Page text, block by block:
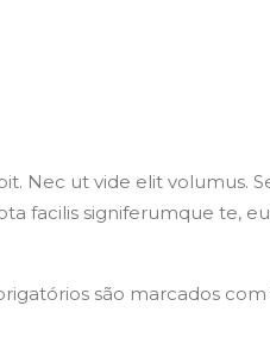
Nec ut vide elit volumus.
facilis signiferumque te,
são marcados com